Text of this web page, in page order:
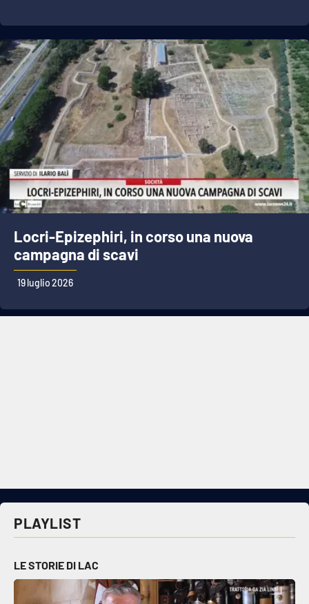
Locri-Epizephiri, in corso una nuova
campagna di scavi
19 luglio 2026
PLAYLIST
LE STORIE DI LAC